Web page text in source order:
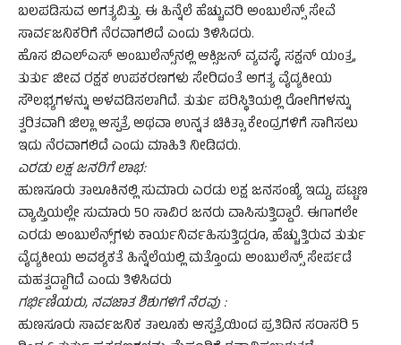
ಬಲಪಡಿಸುವ ಅಗತ್ಯವಿತ್ತು. ಈ ಹಿನ್ನೆಲೆ ಹೆಚ್ಚುವರಿ ಅಂಬುಲೆನ್ಸ್ ಸೇವೆ
ಸಾರ್ವಜನಿಕರಿಗೆ ನೆರವಾಗಲಿದೆ ಎಂದು ತಿಳಿಸಿದರು.
ಹೊಸ ಬಿಎಲ್‌ಎಸ್ ಅಂಬುಲೆನ್ಸ್‌ನಲ್ಲಿ ಆಕ್ಸಿಜನ್ ವ್ಯವಸ್ಥೆ, ಸಕ್ಷನ್ ಯಂತ್ರ,
ತುರ್ತು ಜೀವ ರಕ್ಷಕ ಉಪಕರಣಗಳು ಸೇರಿದಂತೆ ಅಗತ್ಯ ವೈದ್ಯಕೀಯ
ಸೌಲಭ್ಯಗಳನ್ನು ಅಳವಡಿಸಲಾಗಿದೆ. ತುರ್ತು ಪರಿಸ್ಥಿತಿಯಲ್ಲಿ ರೋಗಿಗಳನ್ನು
ತ್ವರಿತವಾಗಿ ಜಿಲ್ಲಾ ಆಸ್ಪತ್ರೆ ಅಥವಾ ಉನ್ನತ ಚಿಕಿತ್ಸಾ ಕೇಂದ್ರಗಳಿಗೆ ಸಾಗಿಸಲು
ಇದು ನೆರವಾಗಲಿದೆ ಎಂದು ಮಾಹಿತಿ ನೀಡಿದರು.
ಎರಡು ಲಕ್ಷ ಜನರಿಗೆ ಲಾಭ:
ಹುಣಸೂರು ತಾಲೂಕಿನಲ್ಲಿ ಸುಮಾರು ಎರಡು ಲಕ್ಷ ಜನಸಂಖ್ಯೆ ಇದ್ದು, ಪಟ್ಟಣ
ವ್ಯಾಪ್ತಿಯಲ್ಲೇ ಸುಮಾರು 50 ಸಾವಿರ ಜನರು ವಾಸಿಸುತ್ತಿದ್ದಾರೆ. ಈಗಾಗಲೇ
ಎರಡು ಅಂಬುಲೆನ್ಸ್‌ಗಳು ಕಾರ್ಯನಿರ್ವಹಿಸುತ್ತಿದ್ದರೂ, ಹೆಚ್ಚುತ್ತಿರುವ ತುರ್ತು
ವೈದ್ಯಕೀಯ ಅವಶ್ಯಕತೆ ಹಿನ್ನೆಲೆಯಲ್ಲಿ ಮತ್ತೊಂದು ಅಂಬುಲೆನ್ಸ್ ಸೇರ್ಪಡೆ
ಮಹತ್ವದ್ದಾಗಿದೆ ಎಂದು ತಿಳಿಸಿದರು
ಗರ್ಭಿಣಿಯರು, ನವಜಾತ ಶಿಶುಗಳಿಗೆ ನೆರವು :
ಹುಣಸೂರು ಸಾರ್ವಜನಿಕ ತಾಲೂಕು ಆಸ್ಪತ್ರೆಯಿಂದ ಪ್ರತಿದಿನ ಸರಾಸರಿ 5